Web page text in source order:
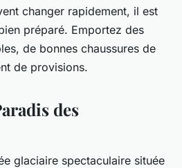
changer rapidement, il est
préparé. Emportez des
de bonnes chaussures de
de provisions.
des
glaciaire spectaculaire située